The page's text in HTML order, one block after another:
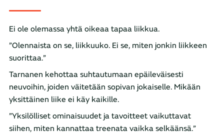
Ei ole olemassa yhtä oikeaa tapaa liikkua.
”Olennaista on se, liikkuuko. Ei se, miten jonkin liikkeen
suorittaa.”
Tarnanen kehottaa suhtautumaan epäileväisesti
neuvoihin, joiden väitetään sopivan jokaiselle. Mikään
yksittäinen liike ei käy kaikille.
”Yksilölliset ominaisuudet ja tavoitteet vaikuttavat
siihen, miten kannattaa treenata vaikka selkäänsä.”